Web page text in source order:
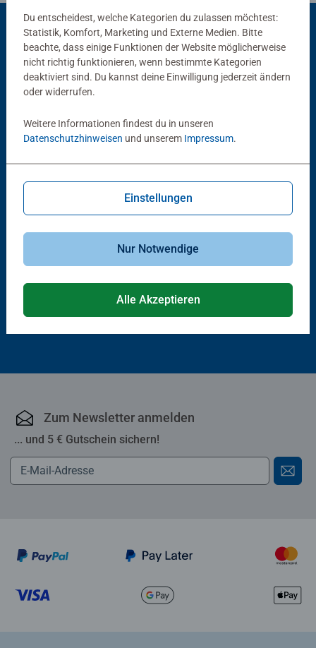
Beliebte Auswahl
Andere Kunden mögen auch
€ 7,20
Zum Newsletter anmelden
... und 5 € Gutschein sichern!
Du entscheidest, welche Kategorien du zulassen möchtest:
Statistik, Komfort, Marketing und Externe Medien. Bitte
beachte, dass einige Funktionen der Website möglicherweise
nicht richtig funktionieren, wenn bestimmte Kategorien
deaktiviert sind. Du kannst deine Einwilligung jederzeit ändern
oder widerrufen.
Weitere Informationen findest du in unseren
Datenschutzhinweisen und unserem Impressum.
Einstellungen
Nur Notwendige
Alle Akzeptieren